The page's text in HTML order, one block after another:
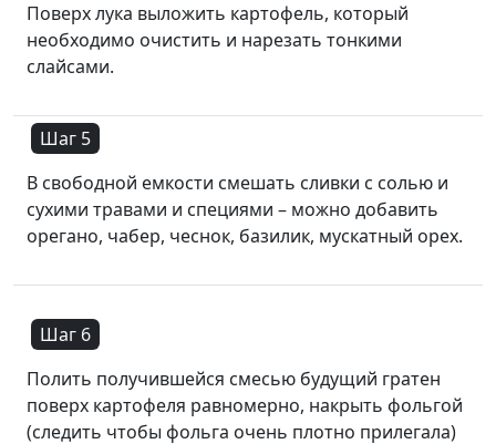
Поверх лука выложить картофель, который
необходимо очистить и нарезать тонкими
слайсами.
Шаг 5
В свободной емкости смешать сливки с солью и
сухими травами и специями – можно добавить
орегано, чабер, чеснок, базилик, мускатный орех.
Шаг 6
Полить получившейся смесью будущий гратен
поверх картофеля равномерно, накрыть фольгой
(следить чтобы фольга очень плотно прилегала)